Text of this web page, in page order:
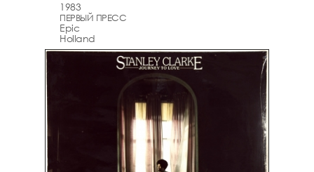
1983
ПЕРВЫЙ ПРЕСС
Epic
Holland